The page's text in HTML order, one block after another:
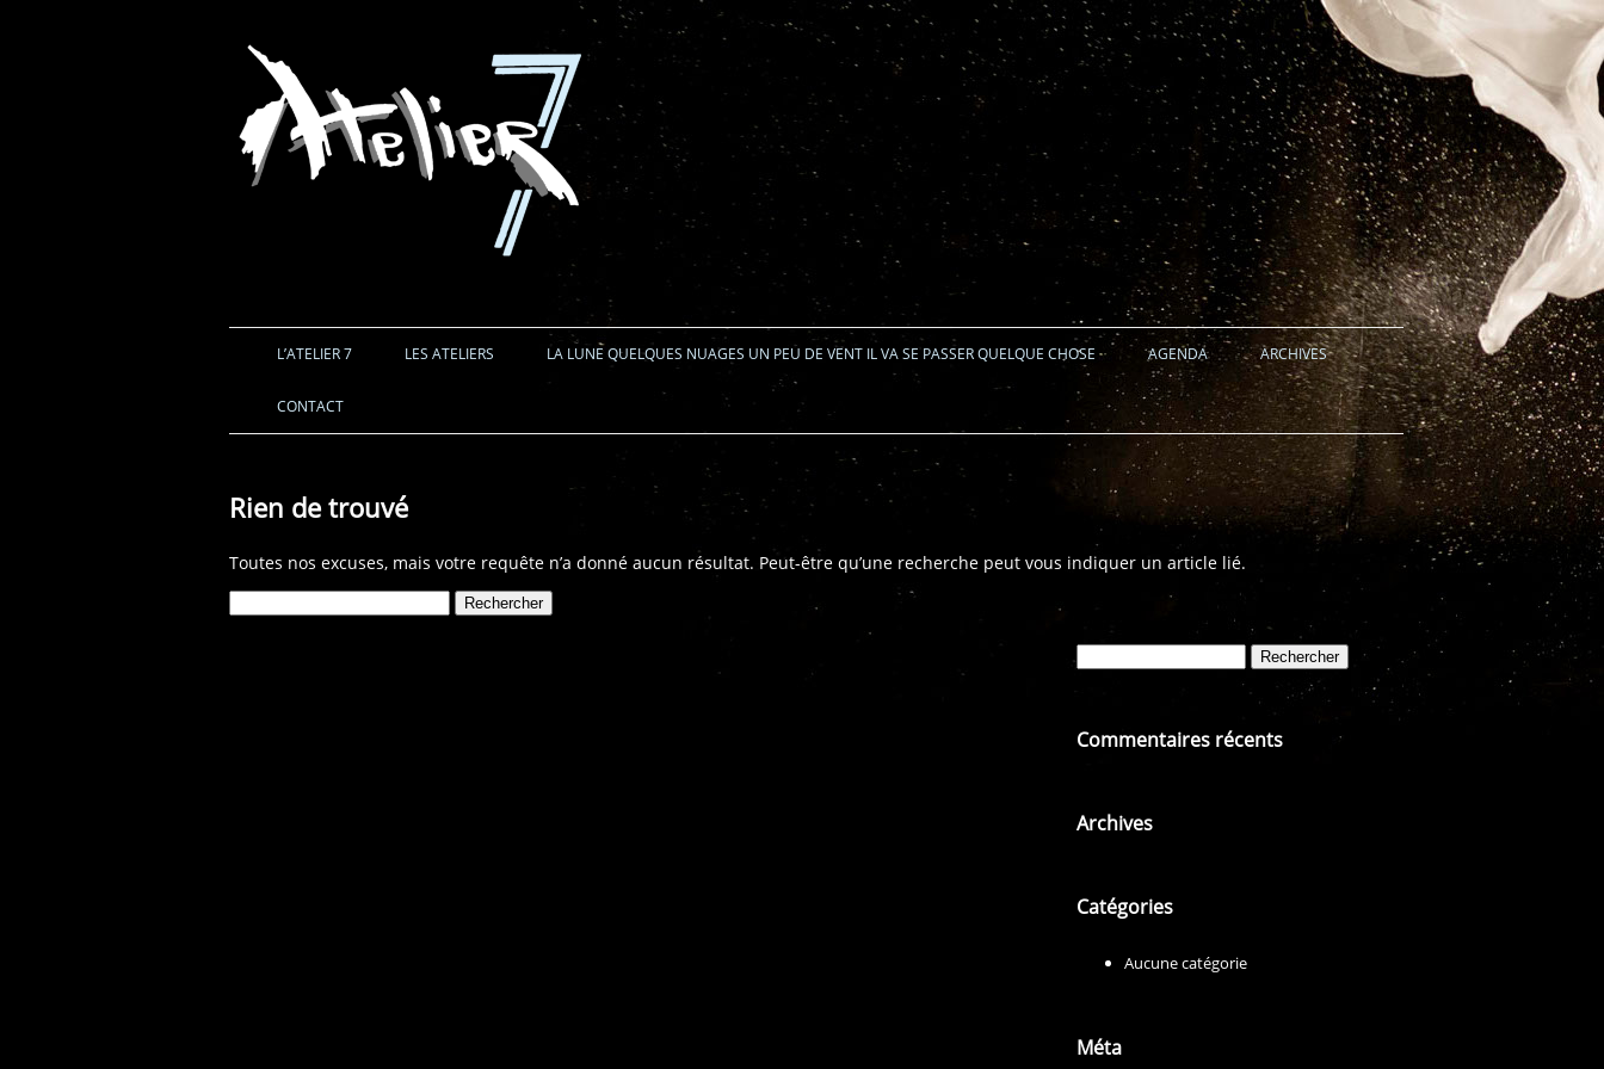
Aller au contenu
L’ATELIER 7 LES ATELIERS LA LUNE QUELQUES NUAGES UN PEU DE VENT IL VA SE PASSER QUELQUE CHOSE AGENDA ARCHIVES
CONTACT
Rien de trouvé
Toutes nos excuses, mais votre requête n’a donné aucun résultat. Peut-être qu’une recherche peut vous indiquer un article lié.
Commentaires récents
Archives
Catégories
Aucune catégorie
Méta